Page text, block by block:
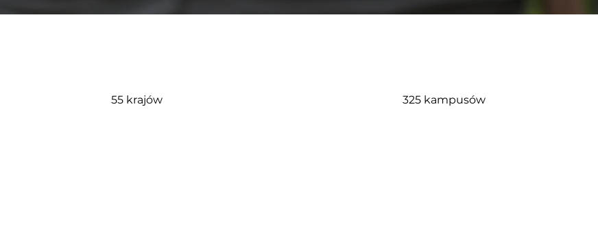
55 krajów 325 kampusów